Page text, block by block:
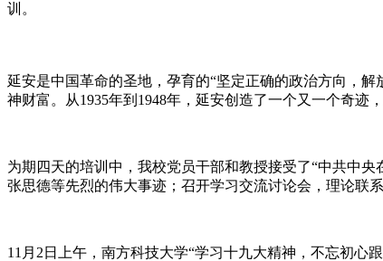
训。
延安是中国革命的圣地，孕育的“坚定正确的政治方向，
神财富。从1935年到1948年，延安创造了一个又一个奇迹
为期四天的培训中，我校党员干部和教授接受了“中共中
张思德等先烈的伟大事迹；召开学习交流讨论会，理论联
11月2日上午，南方科技大学“学习十九大精神，不忘初心